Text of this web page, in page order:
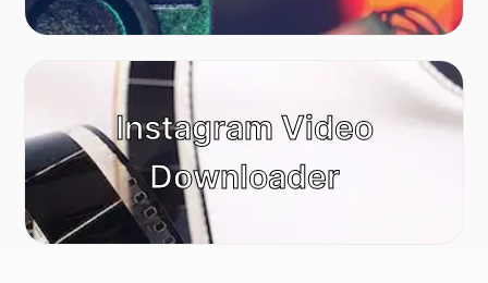
Instagram Video
Downloader